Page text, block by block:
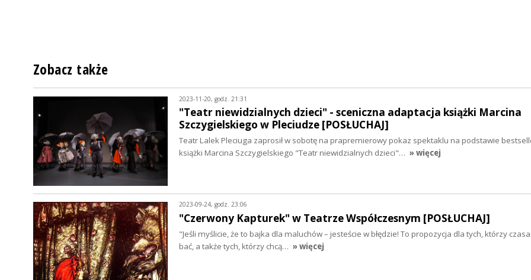
Zobacz także
2023-11-20, godz. 21:31
"Teatr niewidzialnych dzieci" - sceniczna adaptacja książki Marcina
Szczygielskiego w Pleciudze [POSŁUCHAJ]
Teatr Lalek Pleciuga zaprosił w sobotę na prapremierowy pokaz spektaklu na podstawie
książki Marcina Szczygielskiego "Teatr niewidzialnych dzieci"… » więcej
2023-09-24, godz. 23:06
"Czerwony Kapturek" w Teatrze Współczesnym [POSŁUCHAJ]
"Jeśli myślicie, że to bajka dla maluchów – jesteście w błędzie! To propozycja dla tych, którzy
bać, a także tych, którzy chcą… » więcej